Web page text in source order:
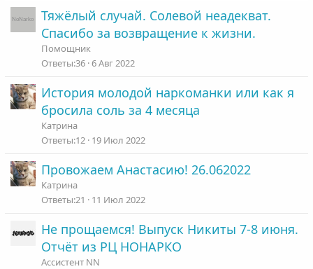
Тяжёлый случай. Солевой неадекват.
Спасибо за возвращение к жизни.
Помощник
36 6 Авг 2022
История молодой наркоманки или как я
бросила соль за 4 месяца
Катрина
12 19 Июл 2022
Провожаем Анастасию! 26.062022
Катрина
21
11 Июл 2022
Не прощаемся! Выпуск Никиты 7-8 июня.
Отчёт из РЦ НОНАРКО
Ассистент NN